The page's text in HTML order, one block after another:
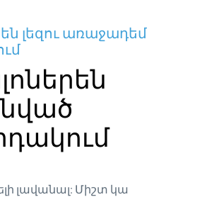
լեզու առաջադեմ
լավանալ: Միշտ կա